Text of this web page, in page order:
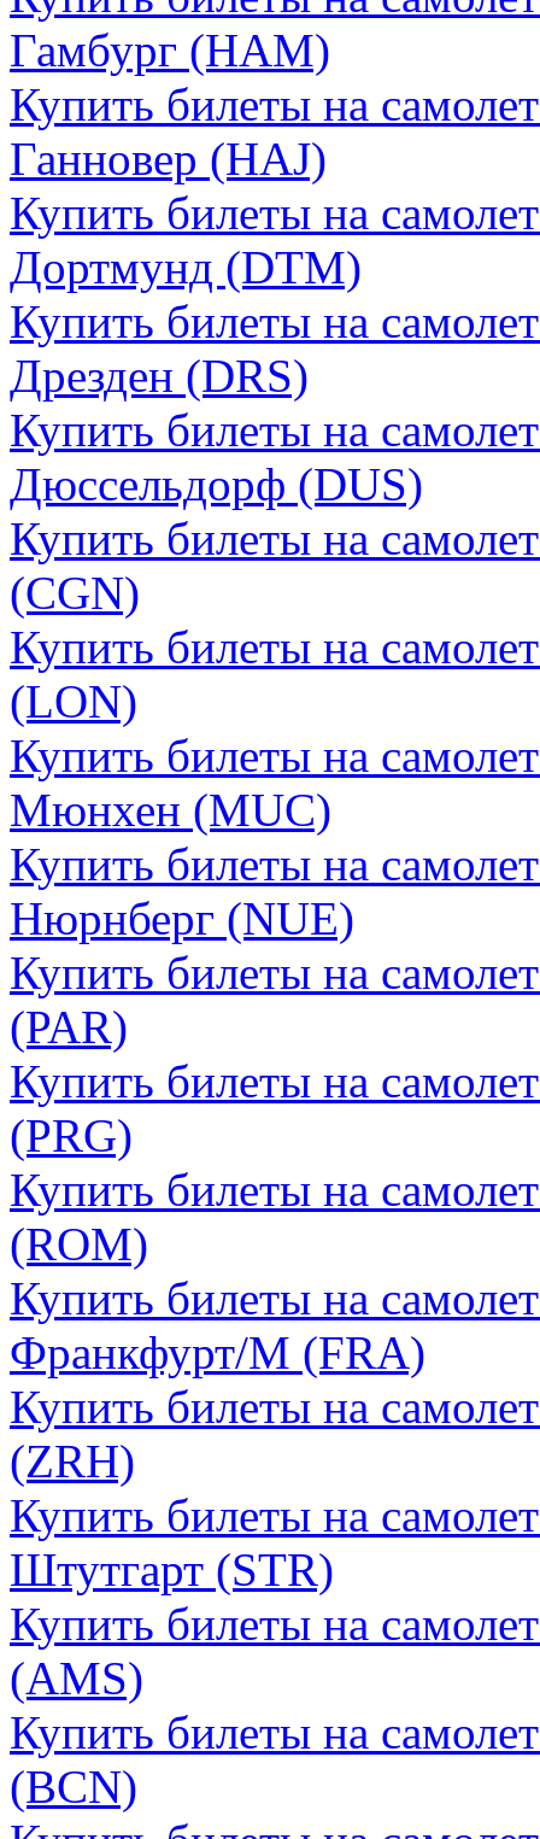
Гамбург (HAM)
Купить билеты на
Ганновер (HAJ)
Купить билеты на
Дортмунд (DTM)
Купить билеты на
Дрезден (DRS)
Купить билеты на
Дюссельдорф (DUS)
Купить билеты на
(CGN)
Купить билеты на
(LON)
Купить билеты на
Мюнхен (MUC)
Купить билеты на
Нюрнберг (NUE)
Купить билеты на
(PAR)
Купить билеты на
(PRG)
Купить билеты на
(ROM)
Купить билеты на
Франкфурт/М (FRA)
Купить билеты на
(ZRH)
Купить билеты на
Штутгарт (STR)
Купить билеты на
(AMS)
Купить билеты на
(BCN)